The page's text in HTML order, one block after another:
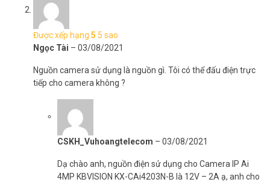
Được xếp hạng 5 5 sao
Ngọc Tài – 03/08/2021
Nguồn camera sử dụng là nguồn gì. Tôi có thể đấu điện trực
tiếp cho camera không ?
CSKH_Vuhoangtelecom – 03/08/2021
Dạ chào anh, nguồn điện sử dụng cho Camera IP Ai
4MP KBVISION KX-CAi4203N-B là 12V – 2A ạ, anh cho